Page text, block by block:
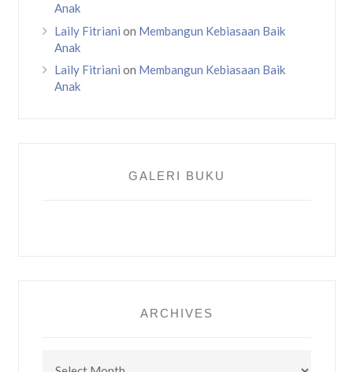
Anak
Laily Fitriani on Membangun Kebiasaan Baik
Anak
Laily Fitriani on Membangun Kebiasaan Baik
Anak
GALERI BUKU
ARCHIVES